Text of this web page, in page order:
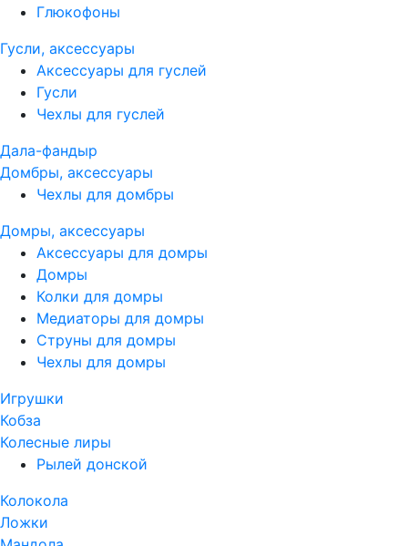
Глюкофоны
Гусли, аксессуары
Аксессуары для гуслей
Гусли
Чехлы для гуслей
Дала-фандыр
Домбры, аксессуары
Чехлы для домбры
Домры, аксессуары
Аксессуары для домры
Домры
Колки для домры
Медиаторы для домры
Струны для домры
Чехлы для домры
Игрушки
Кобза
Колесные лиры
Рылей донской
Колокола
Ложки